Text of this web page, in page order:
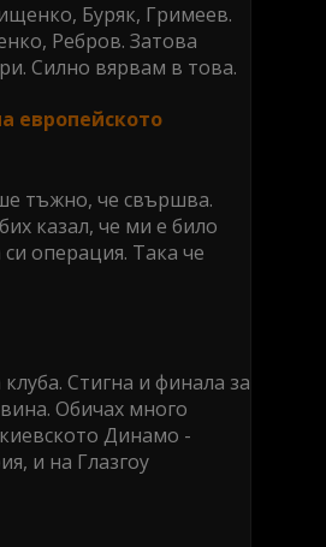
Буряк, Гримеев.
Ребров. Затова
Силно вярвам в това.
европейското
тъжно, че свършва.
казал, че ми е било
операция. Така че
Стигна и финала за
Обичах много
Динамо -
и на Глазгоу